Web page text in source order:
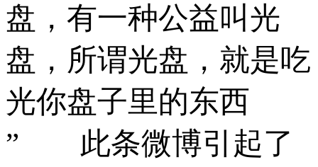
盘，有一种公益叫光
盘，所谓光盘，就是吃
光你盘子里的东西
” 此条微博引起了